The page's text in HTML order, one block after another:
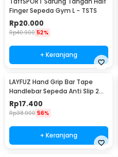
Finger Sepeda Gym L - TSTS
Rp20.000
Rp40.900 52%
+ Keranjang
LAYFUZ Hand Grip Bar Tape
Handlebar Sepeda Anti Slip 2
Roll - 70616
Rp17.400
Rp38.900 56%
+ Keranjang